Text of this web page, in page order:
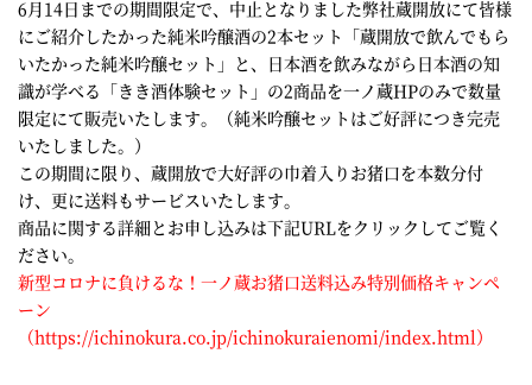
6月14日までの期間限定で、中止となりました弊社蔵開放にて皆様
にご紹介したかった純米吟醸酒の2本セット「蔵開放で飲んでもら
いたかった純米吟醸セット」と、日本酒を飲みながら日本酒の知
識が学べる「きき酒体験セット」の2商品を一ノ蔵HPのみで数量
限定にて販売いたします。（純米吟醸セットはご好評につき完売
いたしました。）
この期間に限り、蔵開放で大好評の巾着入りお猪口を本数分付
け、更に送料もサービスいたします。
商品に関する詳細とお申し込みは下記URLをクリックしてご覧く
ださい。
新型コロナに負けるな！一ノ蔵お猪口送料込み特別価格キャンペ
ーン
（https://ichinokura.co.jp/ichinokuraienomi/index.html）